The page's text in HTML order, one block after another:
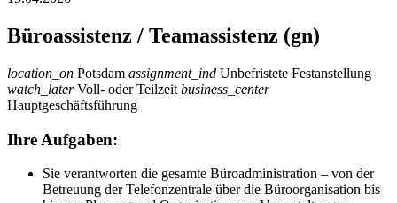
Büroassistenz / Teamassistenz (gn)
location_on Potsdam assignment_ind Unbefristete Festanstellung
watch_laterVoll- oder Teilzeit business_center
Hauptgeschäftsführung
Ihre Aufgaben:
Sie verantworten die gesamte Büroadministration – von der
Betreuung der Telefonzentrale über die Büroorganisation bis